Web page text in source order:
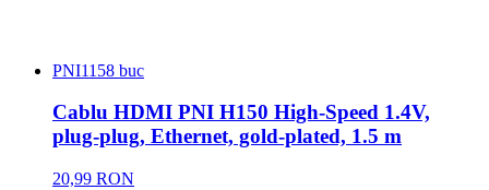
PNI1158 buc
Cablu HDMI PNI H150 High-Speed 1.4V,
plug-plug, Ethernet, gold-plated, 1.5 m
20,99 RON